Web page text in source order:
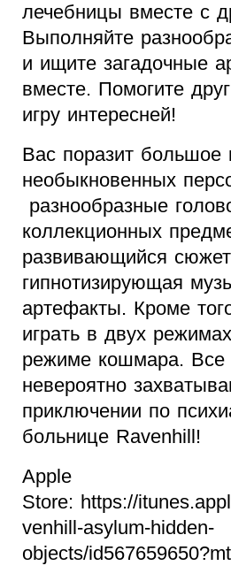
лечебницы вместе с
Выполняйте
и ищите загадочные
вместе. Помогите
игру интересней!
Вас поразит большое
необыкновенных
разнообразные
коллекционных
развивающийся
гипнотизирующая
артефакты. Кроме
играть в двух
режиме кошмара. Все
невероятно
приключении по
больнице Ravenhill!
Apple
Store: https://
venhill-asylum-hidden-
objects/